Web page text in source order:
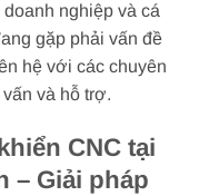
nghiệp và cá
gặp phải vấn đề
hệ với các chuyên
và hỗ trợ.
CNC tại
– Giải pháp